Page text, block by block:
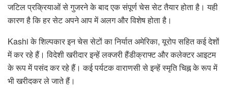
जटिल प्रक्रियाओं से गुजरने के बाद एक संपूर्ण चेस सेट तैयार होता है। यही
कारण है कि हर सेट अपने आप में अलग और विशेष होता है।
Kashi के शिल्पकार इन चेस सेटों का निर्यात अमेरिका, यूरोप सहित कई देशों
में कर रहे हैं। विदेशी खरीदार इन्हें लक्जरी हैंडीक्राफ्ट और कलेक्टर आइटम
के रूप में पसंद कर रहे हैं। कई पर्यटक वाराणसी से इन्हें स्मृति चिह्न के रूप में
भी खरीदकर ले जाते हैं।